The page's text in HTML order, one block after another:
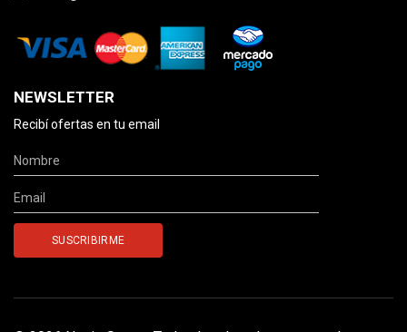
NEWSLETTER
Recibí ofertas en tu email